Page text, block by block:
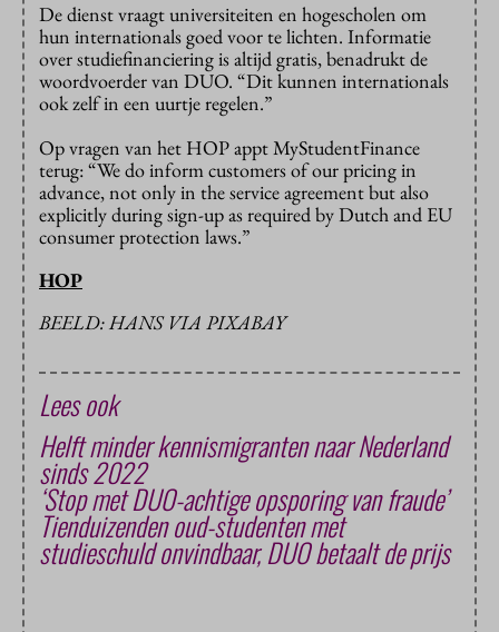
De dienst vraagt universiteiten en hogescholen om
hun internationals goed voor te lichten. Informatie
over studiefinanciering is altijd gratis, benadrukt de
woordvoerder van DUO. “Dit kunnen internationals
ook zelf in een uurtje regelen.”
Op vragen van het HOP appt MyStudentFinance
terug: “We do inform customers of our pricing in
advance, not only in the service agreement but also
explicitly during sign-up as required by Dutch and EU
consumer protection laws.”
HOP
BEELD: HANS VIA PIXABAY
Lees ook
Helft minder kennismigranten naar Nederland
sinds 2022
‘Stop met DUO-achtige opsporing van fraude’
Tienduizenden oud-studenten met
studieschuld onvindbaar, DUO betaalt de prijs